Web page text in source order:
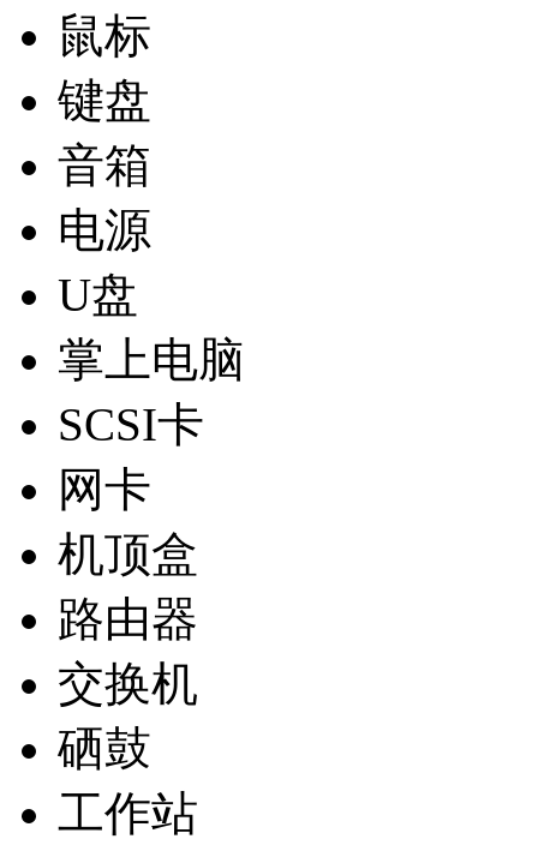
鼠标
键盘
音箱
电源
U盘
掌上电脑
SCSI卡
网卡
机顶盒
路由器
交换机
硒鼓
工作站